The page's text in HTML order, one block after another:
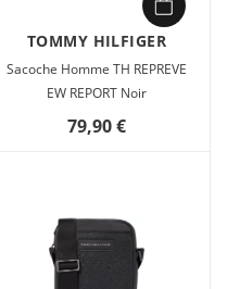
TOMMY HILFIGER
Sacoche Homme TH REPREVE
EW REPORT Noir
79,90 €